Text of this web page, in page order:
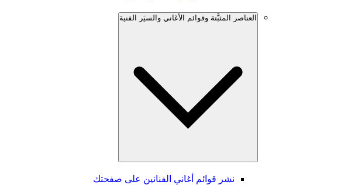
العناصر المثبَّتة وقوائم الأغاني والسيَر الفنية
نشر قوائم أغاني الفنانين على صفحتك